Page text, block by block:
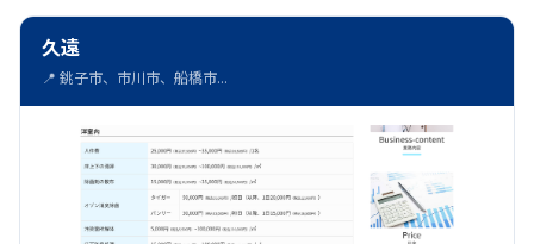
久遠
📍 銚子市、市川市、船橋市...